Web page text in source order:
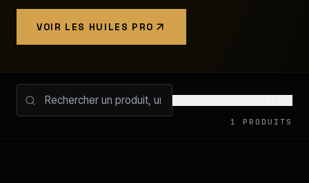
VOIR LES HUILES PRO
1 PRODUITS